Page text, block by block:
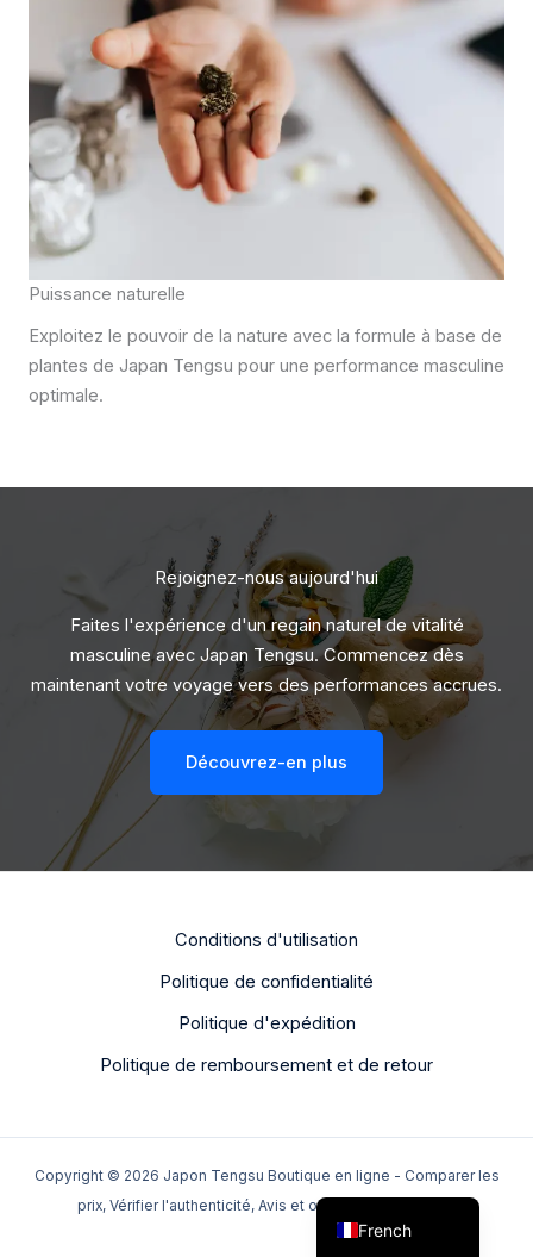
Puissance naturelle
Exploitez le pouvoir de la nature avec la formule à base de
plantes de Japan Tengsu pour une performance masculine
optimale.
Rejoignez-nous aujourd'hui
Faites l'expérience d'un regain naturel de vitalité
masculine avec Japan Tengsu. Commencez dès
maintenant votre voyage vers des performances accrues.
Découvrez-en plus
Conditions d'utilisation
Politique de confidentialité
Politique d'expédition
Politique de remboursement et de retour
Copyright © 2026 Japon Tengsu Boutique en ligne - Comparer les
prix, Vérifier l'authenticité, Avis et options de livraison -
French
English
Italian
Dutch